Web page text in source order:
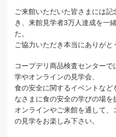
ご来館いただいた皆さまには
き、来館見学者3万人達成を一
た。
ご協力いただき本当にありがと
コープデリ商品検査センター
学やオンラインの見学会、
食の安全に関するイベントな
なさまに食の安全の学びの場を
オンラインやご来館を通して
の見学をお楽しみ下さい。